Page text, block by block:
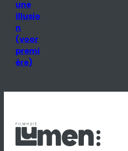
une
illusio
n
(voor
premi
ère)